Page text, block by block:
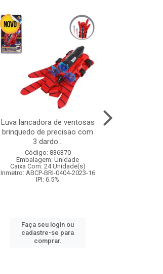
Luva lancadora de ventosas
brinquedo de precisao com
3 dardo...
Código: 836370
Embalagem: Unidade
Caixa Com: 24 Unidade(s)
Inmetro: ABCP-BRI-0404-2023-16
IPI: 6.5%
Faça seu login ou
cadastre-se para
comprar.